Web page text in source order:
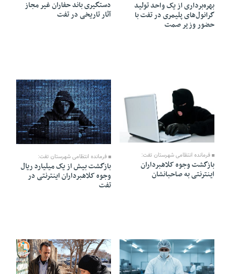
بهره‌برداری از یک واحد تولید
گرانول‌های پلیمری در تفت با
حضور وزیر صمت
دستگیری باند حفاران غیر مجاز
آثار تاریخی در تفت
01 Bahman 1404 - 17:05
فرمانده انتظامی شهرستان تفت:
بازگشت وجوه کلاهبرداران
اينترنتی به صاحبانشان
30 Dey 1404 - 15:28
فرمانده انتظامی شهرستان تفت:
بازگشت بیش از یک میلیارد ریال
وجوه کلاهبرداران اینترنتی در
تفت